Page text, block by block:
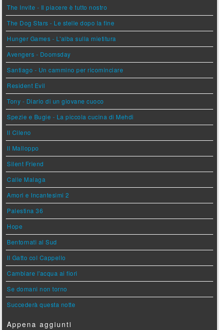
The Invite - Il piacere è tutto nostro
The Dog Stars - Le stelle dopo la fine
Hunger Games - L'alba sulla mietitura
Avengers - Doomsday
Santiago - Un cammino per ricominciare
Resident Evil
Tony - Diario di un giovane cuoco
Spezie e Bugie - La piccola cucina di Mehdi
Il Cileno
Il Malloppo
Silent Friend
Calle Malaga
Amori e Incantesimi 2
Palestina 36
Hope
Bentornati al Sud
Il Gatto col Cappello
Cambiare l'acqua ai fiori
Se domani non torno
Succederà questa notte
Appena aggiunti